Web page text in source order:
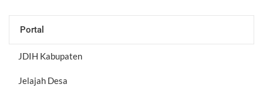
Portal
JDIH Kabupaten
Jelajah Desa